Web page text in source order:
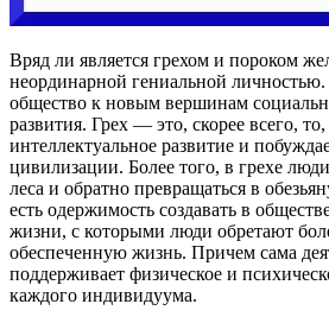
Вряд ли является грехом и пороком
неординарной гениальной
общество к новым вершинам
развития. Грех — это, скорее всего,
интеллектуальное развитие и
цивилизации. Более того, в грехе
леса и обратно превращаться в
есть одержимость создавать в
жизни, с которыми люди обретают
обеспеченную жизнь. Причем сама
поддерживает физическое и
каждого индивидуума.